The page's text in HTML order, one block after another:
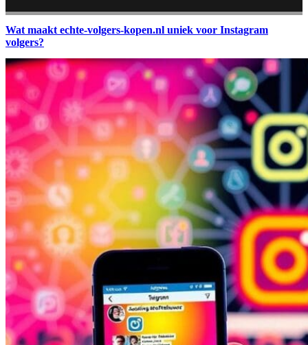
Wat maakt echte-volgers-kopen.nl uniek voor Instagram
volgers?